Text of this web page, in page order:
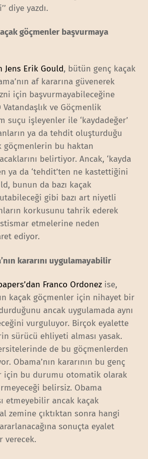
diye yazdı.
göçmenler başvurmaya
Jens Erik Gould, bütün genç kaçak
af kararına güvenerek
için başvurmayabileceğine
ve Göçmenlik
suçu işleyenler ile ‘kaydadeğer’
ya da tehdit oluşturduğu
göçmenlerin bu haktan
belirtiyor. Ancak, ‘kayda
ya da ‘tehdit’ten ne kastettiğini
bunun da bazı kaçak
gibi bazı art niyetli
korkusunu tahrik ederek
etmelerine neden
ediyor.
kararını uygulamayabilir
Franco Ordonez ise,
kaçak göçmenler için nihayet bir
durduğunu ancak uygulamada aynı
vurguluyor. Birçok eyalette
sürücü ehliyeti alması yasak.
de bu göçmenlerden
Obama’nın kararının bu genç
için bu durumu otomatik olarak
belirsiz. Obama
etmeyebilir ancak kaçak
zemine çıktıktan sonra hangi
sonuçta eyalet
verecek.